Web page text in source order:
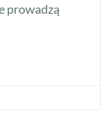
prowadzą